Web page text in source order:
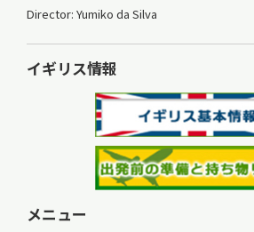
Director: Yumiko da Silva
イギリス情報
メニュー